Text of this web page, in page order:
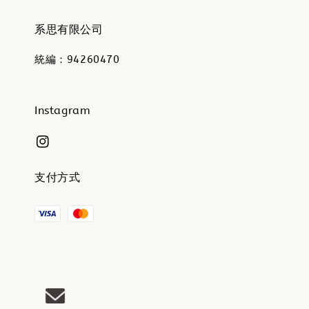
系思有限公司
統編：94260470
Instagram
支付方式